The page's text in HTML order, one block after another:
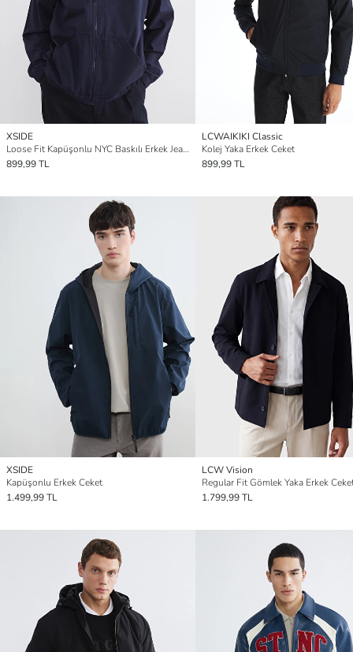
XSIDE
Loose Fit Kapüşonlu NYC Baskılı Erkek Jean Ceket
899,99 TL
LCWAIKIKI Classic
Kolej Yaka Erkek Ceket
899,99 TL
XSIDE
Kapüşonlu Erkek Ceket
1.499,99 TL
LCW Vision
Regular Fit Gömlek Yaka Erkek
1.799,99 TL